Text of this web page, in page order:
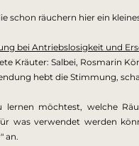
schon räuchern hier ein
bei Antriebslosigkeit und
Kräuter: Salbei, Rosmarin
hebt die Stimmung,
lernen möchtest, welche
was verwendet werden
an.